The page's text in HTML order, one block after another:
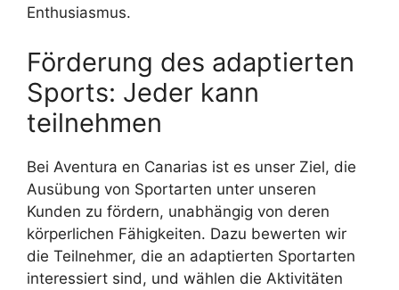
Enthusiasmus.
Förderung des adaptierten
Sports: Jeder kann
teilnehmen
Bei Aventura en Canarias ist es unser Ziel, die
Ausübung von Sportarten unter unseren
Kunden zu fördern, unabhängig von deren
körperlichen Fähigkeiten. Dazu bewerten wir
die Teilnehmer, die an adaptierten Sportarten
interessiert sind, und wählen die Aktivitäten